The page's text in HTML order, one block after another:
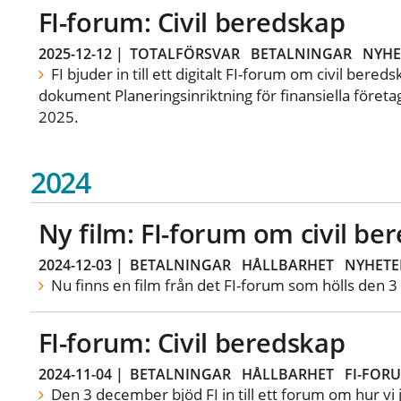
FI-forum: Civil beredskap
2025-12-12| TOTALFÖRSVAR BETALNINGAR
FI bjuder in till ett digitalt FI-forum om civil
dokument Planeringsinriktning för finansiella
2025.
2024
Ny film: FI-forum om civil
2024-12-03| BETALNINGAR HÅLLBARHET
Nu finns en film från det FI-forum som hölls den
FI-forum: Civil beredskap
2024-11-04| BETALNINGAR HÅLLBARHET FI-
Den 3 december bjöd FI in till ett forum om hur